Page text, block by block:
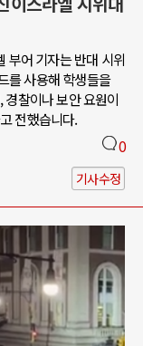
부어 기자는 반대 시위
를 사용해 학생들을
찰이나 보안 요원이
전했습니다.
0
기사수정